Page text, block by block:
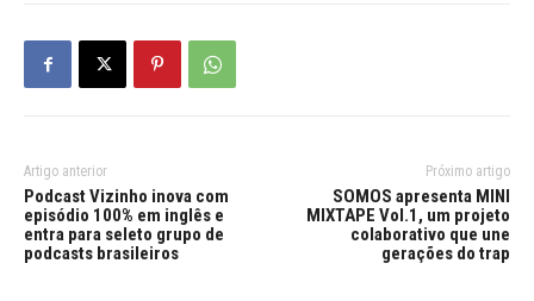
Artigo anterior
Podcast Vizinho inova com
episódio 100% em inglês e
entra para seleto grupo de
podcasts brasileiros
Próximo artigo
SOMOS apresenta MINI
MIXTAPE Vol.1, um projeto
colaborativo que une
gerações do trap